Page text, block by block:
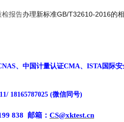
检报告办理新标准GB/T32610-2016的
、中国计量认证CMA、 ISTA国际
/ 18165787025 (微信同号)
838 邮箱： CS@xktest.cn